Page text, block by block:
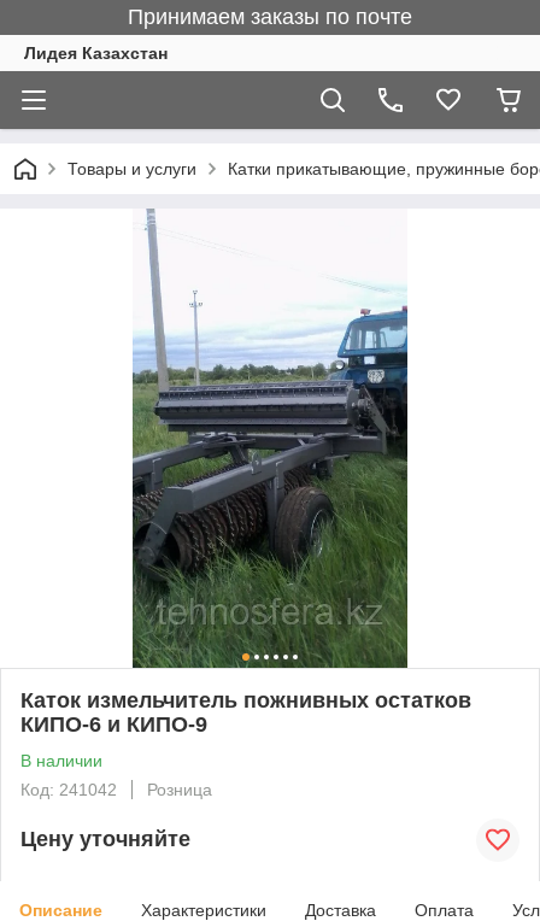
Принимаем заказы по почте
Лидея Казахстан
Товары и услуги Катки прикатывающие, пружинные
Каток измельчитель пожнивных остатков
КИПО-6 и КИПО-9
В наличии
Код: 241042
Розница
Цену уточняйте
Описание Характеристики Доставка Оплата